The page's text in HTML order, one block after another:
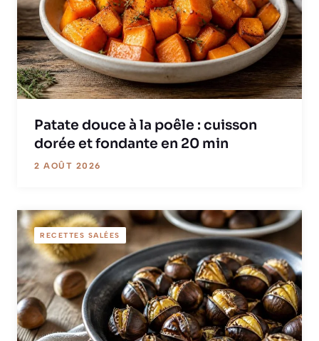
Patate douce à la poêle : cuisson
dorée et fondante en 20 min
2 AOÛT 2026
RECETTES SALÉES